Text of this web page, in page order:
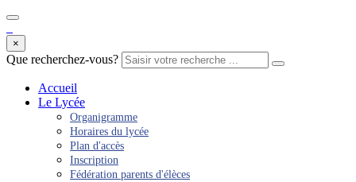
×
Que recherchez-vous?
Accueil
Le Lycée
Organigramme
Horaires du lycée
Plan d'accès
Inscription
Fédération parents d'élèces